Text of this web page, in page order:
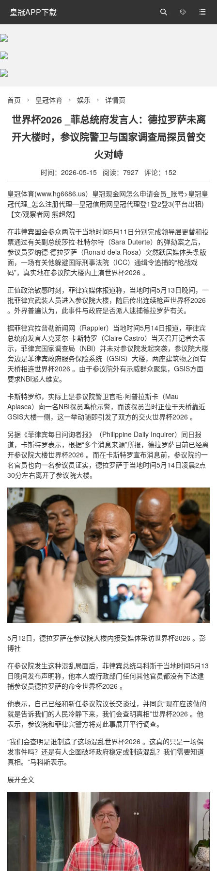
皇冠APP下载 


首页  皇冠体育  娱乐  详情页
世界杯2026 _菲总统府发言人：德拉罗萨未离
开大楼时，参议院警卫与国家调查局探员曾交
火对峙
时间：2026-05-15 阅读：7927 评论：152
皇冠体育(www.hg6686.us）皇冠现金网怎么申请会员_账号>皇冠皇
冠代理_怎么注册代理—皇冠信用网皇冠代理登1登2登3(平台出租)
【文/观察者网 熊超然】
在菲律宾国会参众两院于当地时间5月11日分别完成领导层更替和投
票通过有关副总统莎拉·杜特尔特（Sara Duterte）的弹劾案之后，
参议员罗纳德·德拉罗萨（Ronald dela Rosa）突然跃居媒体头条版
面，一场有关他躲避国际刑事法院（ICC）通缉令追捕的“枪战戏
码”，真实地在参议院大楼内上演世界杯2026 。
正值政治敏感时刻，菲律宾媒体报道称，当地时间5月13日晚间，一
批菲律宾武装人员进入参议院大楼，随后传出连续枪声世界杯2026
。外界普遍认为，此事件与政府是否派人逮捕德拉罗萨有关。
据菲律宾拉普勒新闻网（Rappler）当地时间5月14日报道，菲律宾
总统府发言人克莱尔·卡斯特罗（Claire Castro）当天召开记者会表
示，菲律宾国家调查局（NBI）并未对参议院发起突袭，参议院大楼
旁边是菲律宾政府服务保险系统（GSIS）大楼，两座建筑物之间有
天桥相连世界杯2026 。由于参议院外有示威群众聚集，GSIS方面
要求NBI派人维安。
卡斯特罗称，实际上是参议院警卫官毛·阿普拉斯卡（Mau
Aplasca）向一名NBI探员鸣枪示警，而该探员当时正位于天桥靠近
GSIS大楼一侧，这一举动随即引发了双方的交火世界杯2026 。
另据《菲律宾每日问询者报》（Philippine Daily Inquirer）同日报
道，卡斯特罗表示，根据“多个消息来源”所报，德拉罗萨目前已经离
开参议院大楼世界杯2026 。而在卡斯特罗宣布消息前，参议院的一
名官员也向一名参议员证实，德拉罗萨于当地时间5月14日凌晨2点
30分左右离开了参议院大楼。
5月12日，德拉罗萨在参议院大楼内接受媒体采访世界杯2026 。彭
博社
在参议院发生这种混乱局面后，菲律宾总统马科斯于当地时间5月13
日晚间发布声明称，他本人或行政部门任何其他官员都没有下达逮
捕参议员德拉罗萨的命令世界杯2026 。
他表示，自己已经和新任参议院议长交谈过，并同意“现在应该做的
就是告诉我们的人民冷静下来，我们会查明真相”世界杯2026 。他
表示，参议院和菲律宾警方将对此事展开平行调查。
“我们会查明是谁制造了这场混乱世界杯2026 。这真的只是一场偶
发事件吗？还是有人企图破坏政府稳定或制造混乱？我们需要知道
真相。”马科斯表示。
展开全文